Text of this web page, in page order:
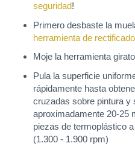
seguridad!
Primero desbaste la
herramienta de
Moje la herramienta
Pula la superficie
rápidamente hasta
cruzadas sobre pintura y
aproximadamente 20-25
piezas de termoplástico
(1.300 - 1.900 rpm)